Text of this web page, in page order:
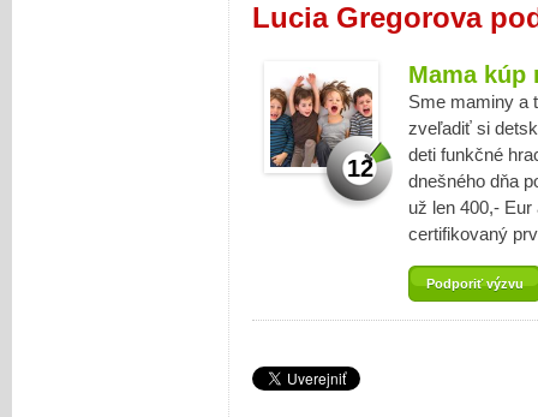
Lucia Gregorova
12
Mama kúp
Sme maminy a
zveľadiť si
deti funkčné
dnešného dňa
už len 400,-
certifikovaný
Podporiť výzvu